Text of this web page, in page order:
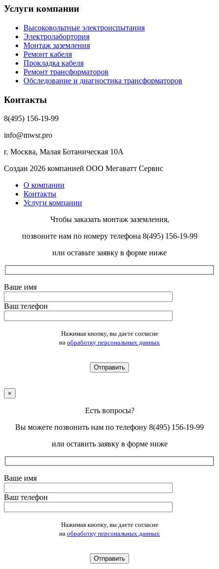
Услуги компании
Высоковольтные электроиспытания
Электролабортория
Монтаж заземления
Ремонт кабеля
Прокладка кабеля
Ремонт трансформаторов
Обследование и диагностика трансформаторов
Контакты
8(495) 156-19-99
info@mwsr.pro
г. Москва, Малая Ботаническая 10А
Создан 2026 компанией ООО Мегаватт Сервис
О компании
Контакты
Услуги компании
Чтобы заказать монтаж заземления,
позвоните нам по номеру телефона 8(495) 156-19-99
или оставьте заявку в форме ниже
Ваше имя
Ваш телефон
Оставьте это поле пустым.Нажимая кнопку, вы даете согласие
на обработку персональных данных
×
Есть вопросы?
Вы можете позвонить нам по телефону 8(495) 156-19-99
или оставить заявку в форме ниже
Ваше имя
Ваш телефон
Оставьте это поле пустым.Нажимая кнопку, вы даете согласие
на обработку персональных данных